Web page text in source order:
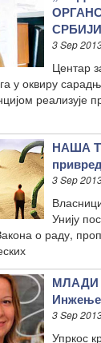
3 Sep
Центар
у оквиру
реализује
НАША
3 Sep
Унију
о раду,
МЛАДИ
3 Sep
Упркос